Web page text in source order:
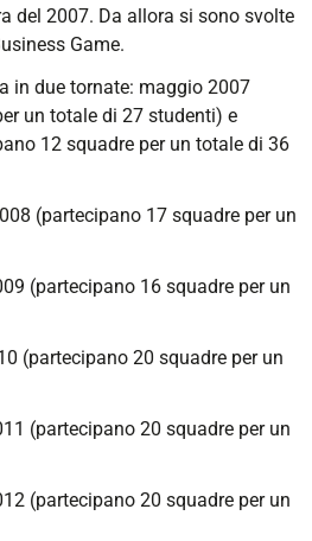
del 2007. Da allora si sono svolte
Game.
in due tornate: maggio 2007
un totale di 27 studenti) e
12 squadre per un totale di 36
(partecipano 17 squadre per un
(partecipano 16 squadre per un
(partecipano 20 squadre per un
(partecipano 20 squadre per un
(partecipano 20 squadre per un